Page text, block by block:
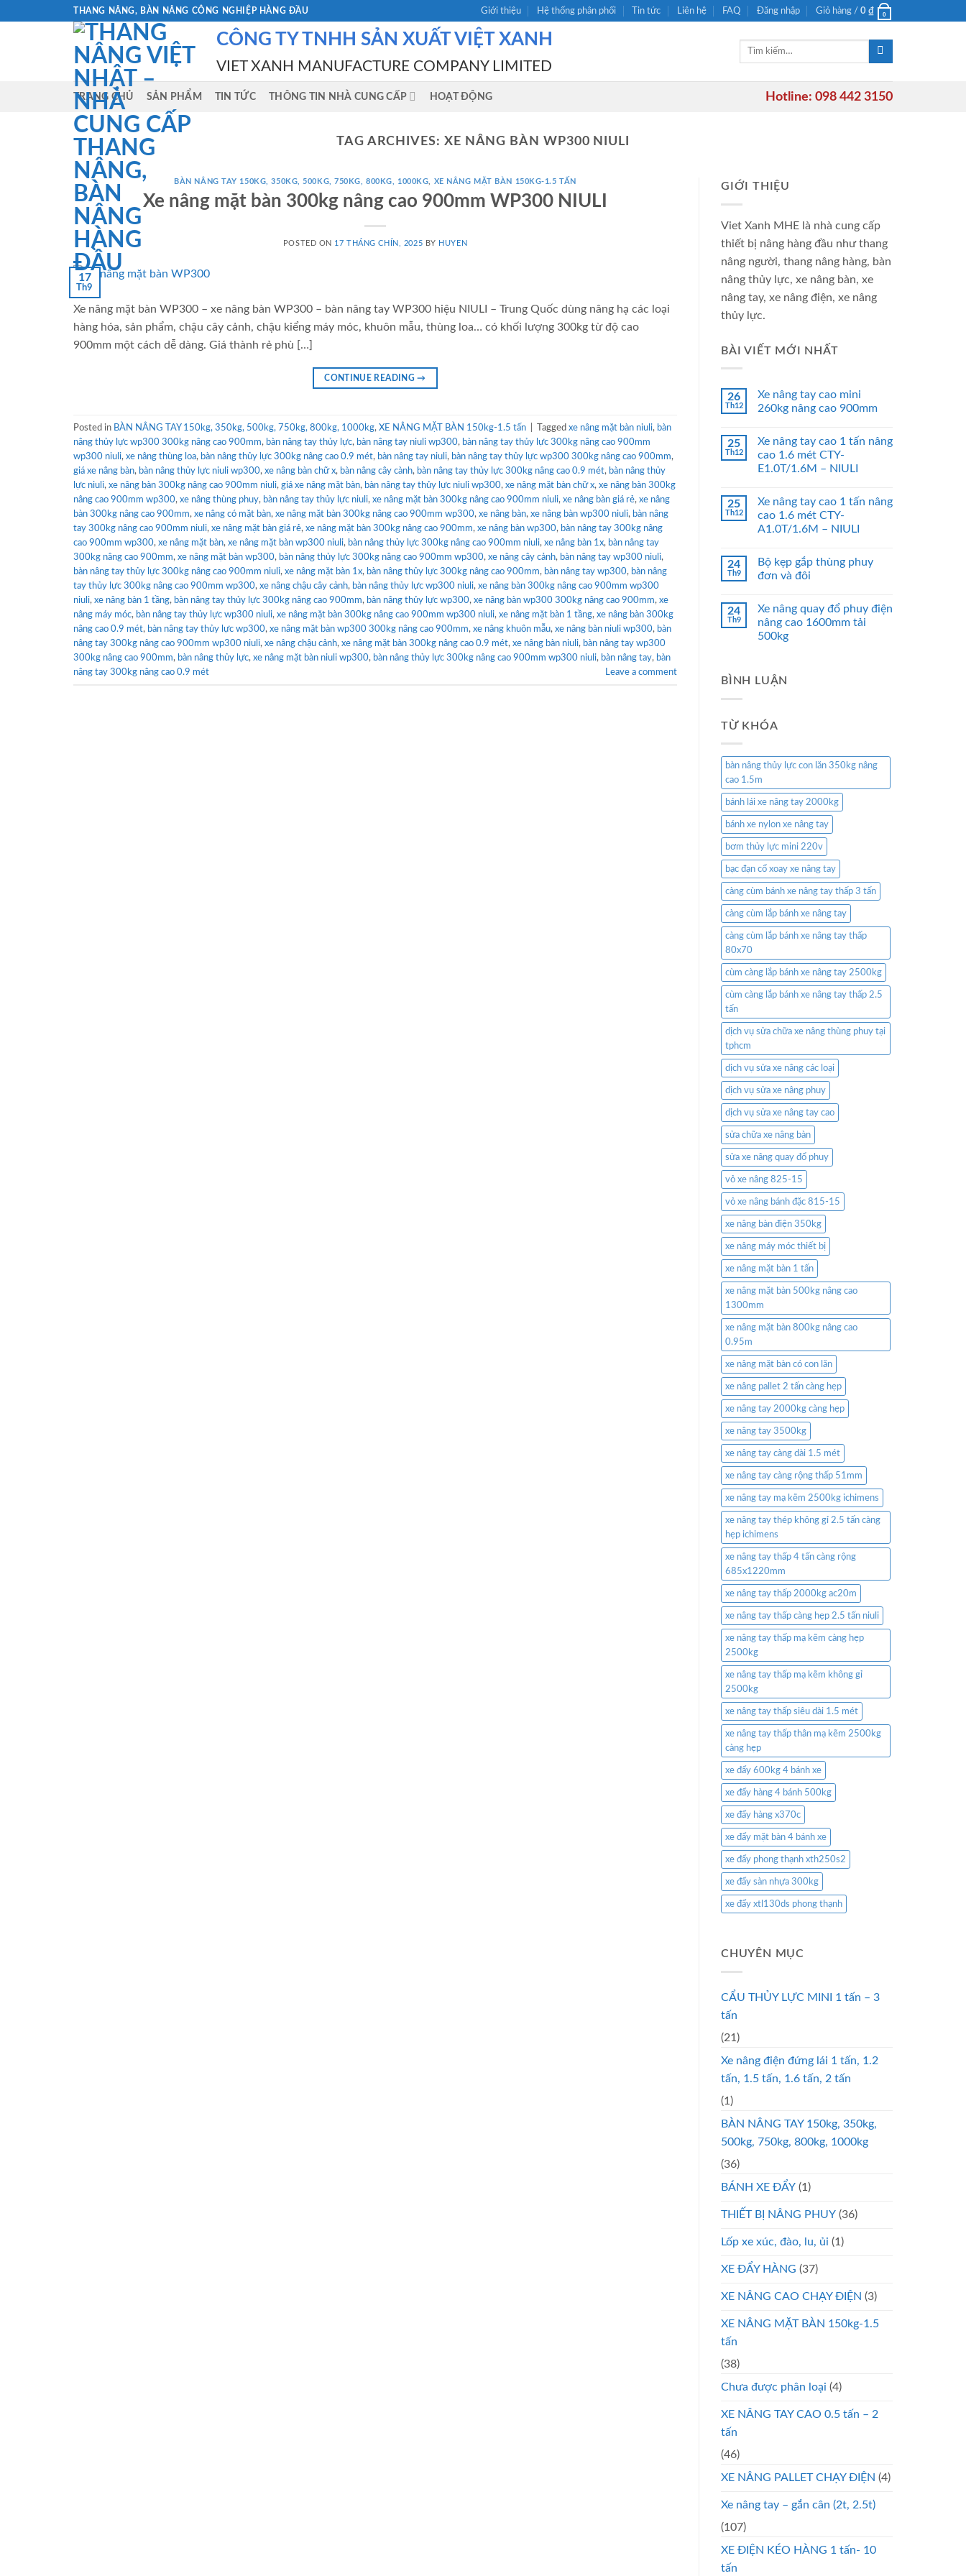
THANG NÂNG, BÀN NÂNG CÔNG NGHIỆP HÀNG ĐẦU Giới thiệu Hệ thống phân phối Tin tức Liên hệ FAQ Đăng nhập Giỏ hàng / 0 ₫ 0
CÔNG TY TNHH SẢN XUẤT VIỆT XANH
VIET XANH MANUFACTURE COMPANY LIMITED
Tìm
TRANG CHỦ SẢN PHẨM TIN TỨC THÔNG TIN NHÀ CUNG CẤP HOẠT ĐỘNG Hotline: 098 442 3150
TAG ARCHIVES: XE NÂNG BÀN WP300 NIULI
BÀN NÂNG TAY 150KG, 350KG, 500KG, 750KG, 800KG, 1000KG XE NÂNG MẶT BÀN 150KG-1.5 TẤN
Xe nâng mặt bàn 300kg nâng cao 900mm WP300 NIULI
POSTED ON 17 THÁNG CHÍN, 2025 BY HUYEN
17
Th9
Xe nâng mặt bàn WP300 – xe nâng bàn WP300 – bàn nâng tay WP300 hiệu NIULI – Trung Quốc dùng nâng hạ các loại
hàng hóa, sản phẩm, chậu cây cảnh, chậu kiểng máy móc, khuôn mẫu, thùng loa… có khối lượng 300kg từ độ cao
900mm một cách dễ dàng. Giá thành rẻ phù […]
CONTINUE READING→
Posted in BÀN NÂNG TAY 150kg, 350kg, 500kg, 750kg, 800kg, 1000kg, XE NÂNG MẶT BÀN 150kg-1.5 tấn Tagged xe nâng mặt bàn niuli, bàn
nâng thủy lực wp300 300kg nâng cao 900mm, bàn nâng tay thủy lực, bàn nâng tay niuli wp300, bàn nâng tay thủy lực 300kg nâng cao 900mm
wp300 niuli, xe nâng thùng loa, bàn nâng thủy lực 300kg nâng cao 0.9 mét, bàn nâng tay niuli, bàn nâng tay thủy lực wp300 300kg nâng cao 900mm,
giá xe nâng bàn, bàn nâng thủy lực niuli wp300, xe nâng bàn chữ x, bàn nâng cây cành, bàn nâng tay thủy lực 300kg nâng cao 0.9 mét, bàn nâng thủy
lực niuli, xe nâng bàn 300kg nâng cao 900mm niuli, giá xe nâng mặt bàn, bàn nâng tay thủy lực niuli wp300, xe nâng mặt bàn chữ x, xe nâng bàn 300kg
nâng cao 900mm wp300, xe nâng thùng phuy, bàn nâng tay thủy lực niuli, xe nâng mặt bàn 300kg nâng cao 900mm niuli, xe nâng bàn giá rẻ, xe nâng
bàn 300kg nâng cao 900mm, xe nâng có mặt bàn, xe nâng mặt bàn 300kg nâng cao 900mm wp300, xe nâng bàn, xe nâng bàn wp300 niuli, bàn nâng
tay 300kg nâng cao 900mm niuli, xe nâng mặt bàn giá rẻ, xe nâng mặt bàn 300kg nâng cao 900mm, xe nâng bàn wp300, bàn nâng tay 300kg nâng
cao 900mm wp300, xe nâng mặt bàn, xe nâng mặt bàn wp300 niuli, bàn nâng thủy lực 300kg nâng cao 900mm niuli, xe nâng bàn 1x, bàn nâng tay
300kg nâng cao 900mm, xe nâng mặt bàn wp300, bàn nâng thủy lực 300kg nâng cao 900mm wp300, xe nâng cây cảnh, bàn nâng tay wp300 niuli,
bàn nâng tay thủy lực 300kg nâng cao 900mm niuli, xe nâng mặt bàn 1x, bàn nâng thủy lực 300kg nâng cao 900mm, bàn nâng tay wp300, bàn nâng
tay thủy lực 300kg nâng cao 900mm wp300, xe nâng chậu cây cảnh, bàn nâng thủy lực wp300 niuli, xe nâng bàn 300kg nâng cao 900mm wp300
niuli, xe nâng bàn 1 tầng, bàn nâng tay thủy lực 300kg nâng cao 900mm, bàn nâng thủy lực wp300, xe nâng bàn wp300 300kg nâng cao 900mm, xe
nâng máy móc, bàn nâng tay thủy lực wp300 niuli, xe nâng mặt bàn 300kg nâng cao 900mm wp300 niuli, xe nâng mặt bàn 1 tầng, xe nâng bàn 300kg
nâng cao 0.9 mét, bàn nâng tay thủy lực wp300, xe nâng mặt bàn wp300 300kg nâng cao 900mm, xe nâng khuôn mẫu, xe nâng bàn niuli wp300, bàn
nâng tay 300kg nâng cao 900mm wp300 niuli, xe nâng chậu cảnh, xe nâng mặt bàn 300kg nâng cao 0.9 mét, xe nâng bàn niuli, bàn nâng tay wp300
300kg nâng cao 900mm, bàn nâng thủy lực, xe nâng mặt bàn niuli wp300, bàn nâng thủy lực 300kg nâng cao 900mm wp300 niuli, bàn nâng tay, bàn
nâng tay 300kg nâng cao 0.9 mét
Leave a comment
GIỚI THIỆU
Viet Xanh MHE là nhà cung cấp
thiết bị nâng hàng đầu như thang
nâng người, thang nâng hàng, bàn
nâng thủy lực, xe nâng bàn, xe
nâng tay, xe nâng điện, xe nâng
thủy lực.
BÀI VIẾT MỚI NHẤT
26
Th12
Xe nâng tay cao mini
260kg nâng cao 900mm
25
Th12
Xe nâng tay cao 1 tấn nâng
cao 1.6 mét CTY-
E1.0T/1.6M – NIULI
25
Th12
Xe nâng tay cao 1 tấn nâng
cao 1.6 mét CTY-
A1.0T/1.6M – NIULI
24
Th9
Bộ kẹp gắp thùng phuy
đơn và đôi
24
Th9
Xe nâng quay đổ phuy điện
nâng cao 1600mm tải
500kg
BÌNH LUẬN
TỪ KHÓA
bàn nâng thủy lực con lăn 350kg nâng
cao 1.5m
bánh lái xe nâng tay 2000kg
bánh xe nylon xe nâng tay
bơm thủy lực mini 220v
bạc đạn cổ xoay xe nâng tay
càng cùm bánh xe nâng tay thấp 3 tấn
càng cùm lắp bánh xe nâng tay
càng cùm lắp bánh xe nâng tay thấp
80x70
cùm càng lắp bánh xe nâng tay 2500kg
cùm càng lắp bánh xe nâng tay thấp 2.5
tấn
dịch vụ sửa chữa xe nâng thùng phuy tại
tphcm
dịch vụ sửa xe nâng các loại
dịch vụ sửa xe nâng phuy
dịch vụ sửa xe nâng tay cao
sửa chữa xe nâng bàn
sửa xe nâng quay đổ phuy
vỏ xe nâng 825-15
vỏ xe nâng bánh đặc 815-15
xe nâng bàn điện 350kg
xe nâng máy móc thiết bị
xe nâng mặt bàn 1 tấn
xe nâng mặt bàn 500kg nâng cao
1300mm
xe nâng mặt bàn 800kg nâng cao
0.95m
xe nâng mặt bàn có con lăn
xe nâng pallet 2 tấn càng hẹp
xe nâng tay 2000kg càng hẹp
xe nâng tay 3500kg
xe nâng tay càng dài 1.5 mét
xe nâng tay càng rộng thấp 51mm
xe nâng tay mạ kẽm 2500kg ichimens
xe nâng tay thép không gỉ 2.5 tấn càng
hẹp ichimens
xe nâng tay thấp 4 tấn càng rộng
685x1220mm
xe nâng tay thấp 2000kg ac20m
xe nâng tay thấp càng hẹp 2.5 tấn niuli
xe nâng tay thấp mạ kẽm càng hẹp
2500kg
xe nâng tay thấp mạ kẽm không gỉ
2500kg
xe nâng tay thấp siêu dài 1.5 mét
xe nâng tay thấp thân mạ kẽm 2500kg
càng hẹp
xe đẩy 600kg 4 bánh xe
xe đẩy hàng 4 bánh 500kg
xe đẩy hàng x370c
xe đẩy mặt bàn 4 bánh xe
xe đẩy phong thạnh xth250s2
xe đẩy sàn nhựa 300kg
xe đẩy xtl130ds phong thạnh
CHUYÊN MỤC
CẨU THỦY LỰC MINI 1 tấn – 3
tấn
(21)
Xe nâng điện đứng lái 1 tấn, 1.2
tấn, 1.5 tấn, 1.6 tấn, 2 tấn
(1)
BÀN NÂNG TAY 150kg, 350kg,
500kg, 750kg, 800kg, 1000kg
(36)
BÁNH XE ĐẨY (1)
THIẾT BỊ NÂNG PHUY (36)
Lốp xe xúc, đào, lu, ủi (1)
XE ĐẨY HÀNG (37)
XE NÂNG CAO CHẠY ĐIỆN (3)
XE NÂNG MẶT BÀN 150kg-1.5
tấn
(38)
Chưa được phân loại (4)
XE NÂNG TAY CAO 0.5 tấn – 2
tấn
(46)
XE NÂNG PALLET CHẠY ĐIỆN (4)
Xe nâng tay – gắn cân (2t, 2.5t)
(107)
XE ĐIỆN KÉO HÀNG 1 tấn- 10
tấn